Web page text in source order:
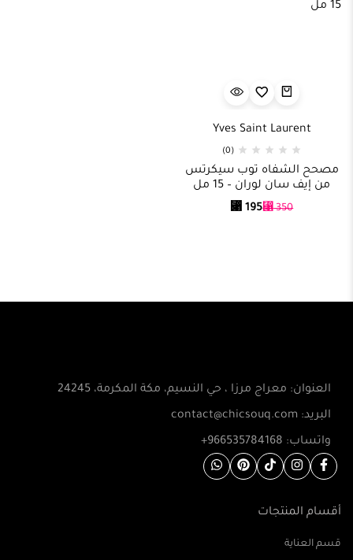
Yves Saint Laurent
(0)
مصحح الشفاه توب سيكرتس
من إيف سان لوران – 15 مل
⃁350
⃁ 195
العنوان: معراج مرزا ، حي النسيم، مكة المكرمة، 24245
البريد: contact@chicsouq.com
واتساب: 966535784168+
أقسام المنتجات
قسم العناية